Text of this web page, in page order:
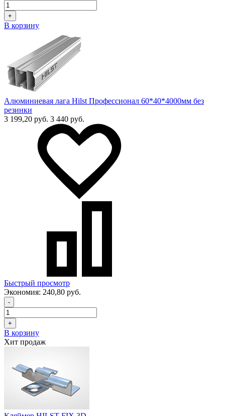
+
В корзину
Алюминиевая лага Hilst Профессионал 60*40*4000мм без
резинки
3 199,20 руб. 3 440 руб.
Быстрый просмотр
Экономия: 240,80 руб.
-
+
В корзину
Хит продаж